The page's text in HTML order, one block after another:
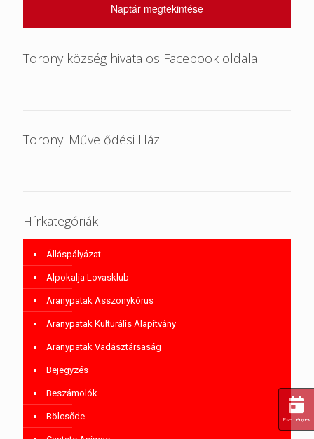
Naptár megtekintése
Torony község hivatalos Facebook oldala
Toronyi Művelődési Ház
Hírkategóriák
Álláspályázat
Alpokalja Lovasklub
Aranypatak Asszonykórus
Aranypatak Kulturális Alapítvány
Aranypatak Vadásztársaság
Bejegyzés
Beszámolók
Bölcsőde Események